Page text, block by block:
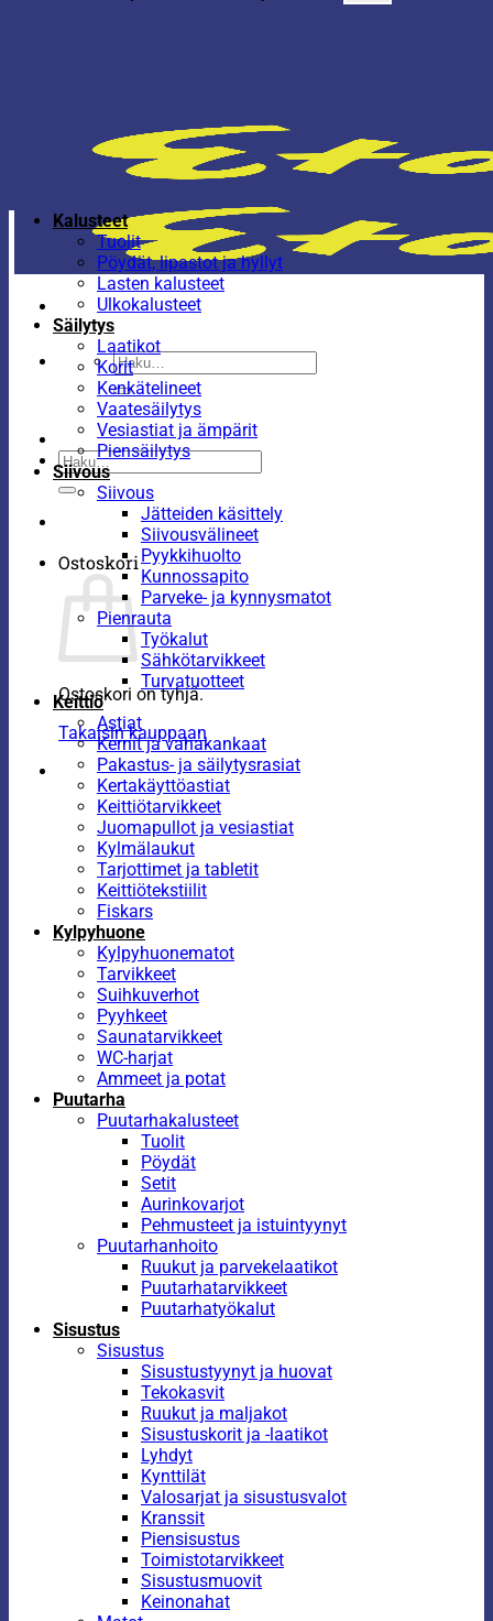
Etsi:
Etsi:
Ostoskori
Ostoskori on tyhjä.
Takaisin kauppaan
Kalusteet
Tuolit
Pöydät, lipastot ja hyllyt
Lasten kalusteet
Ulkokalusteet
Säilytys
Laatikot
Korit
Kenkätelineet
Vaatesäilytys
Vesiastiat ja ämpärit
Piensäilytys
Siivous
Siivous
Jätteiden käsittely
Siivousvälineet
Pyykkihuolto
Kunnossapito
Parveke- ja kynnysmatot
Pienrauta
Työkalut
Sähkötarvikkeet
Turvatuotteet
Keittiö
Astiat
Kernit ja vahakankaat
Pakastus- ja säilytysrasiat
Kertakäyttöastiat
Keittiötarvikkeet
Juomapullot ja vesiastiat
Kylmälaukut
Tarjottimet ja tabletit
Keittiötekstiilit
Fiskars
Kylpyhuone
Kylpyhuonematot
Tarvikkeet
Suihkuverhot
Pyyhkeet
Saunatarvikkeet
WC-harjat
Ammeet ja potat
Puutarha
Puutarhakalusteet
Tuolit
Pöydät
Setit
Aurinkovarjot
Pehmusteet ja istuintyynyt
Puutarhanhoito
Ruukut ja parvekelaatikot
Puutarhatarvikkeet
Puutarhatyökalut
Sisustus
Sisustus
Sisustustyynyt ja huovat
Tekokasvit
Ruukut ja maljakot
Sisustuskorit ja -laatikot
Lyhdyt
Kynttilät
Valosarjat ja sisustusvalot
Kranssit
Piensisustus
Toimistotarvikkeet
Sisustusmuovit
Keinonahat